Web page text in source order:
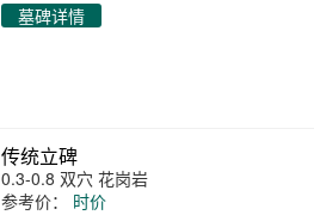
墓碑详情
传统立碑
0.3-0.8 双穴 花岗岩
参考价：
时价